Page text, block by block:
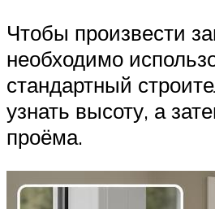
Чтобы произвести
необходимо
стандартный
узнать высоту, а
проёма.